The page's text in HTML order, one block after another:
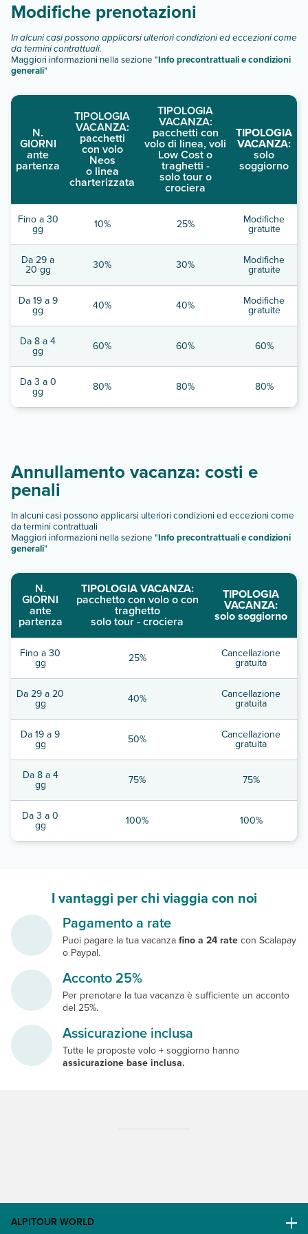
Modifiche prenotazioni
In alcuni casi possono applicarsi ulteriori condizioni ed eccezioni come
da termini contrattuali.
Maggiori informazioni nella sezione "Info precontrattuali e condizioni
generali"
N.
GIORNI
ante
partenza
TIPOLOGIA
VACANZA:
pacchetti
con volo
Neos
o linea
charterizzata
TIPOLOGIA
VACANZA:
pacchetti con
volo di linea, voli
Low Cost o
traghetti -
solo tour o
crociera
TIPOLOGIA
VACANZA:
solo
soggiorno
Fino a 30
gg 10% 25% Modifiche
gratuite
Da 29 a
20 gg 30% 30% Modifiche
gratuite
Da 19 a 9
gg 40% 40% Modifiche
gratuite
Da 8 a 4
gg 60% 60% 60%
Da 3 a 0
gg 80% 80% 80%
Annullamento vacanza: costi e
penali
In alcuni casi possono applicarsi ulteriori condizioni ed eccezioni come
da termini contrattuali
Maggiori informazioni nella sezione "Info precontrattuali e condizioni
generali"
N.
GIORNI
ante
partenza
TIPOLOGIA VACANZA:
pacchetto con volo o con
traghetto
solo tour - crociera
TIPOLOGIA
VACANZA:
solo soggiorno
Fino a 30
gg 25% Cancellazione
gratuita
Da 29 a 20
gg 40% Cancellazione
gratuita
Da 19 a 9
gg 50% Cancellazione
gratuita
Da 8 a 4
gg 75% 75%
Da 3 a 0
gg 100% 100%
I vantaggi per chi viaggia con noi
Pagamento a rate
Puoi pagare la tua vacanzafino a 24 ratecon Scalapay
o Paypal.
Acconto 25%
Per prenotare la tua vacanza è sufficiente un acconto
del 25%.
Assicurazione inclusa
Tutte le proposte volo + soggiorno hanno
assicurazione base inclusa.
ALPITOUR WORLD